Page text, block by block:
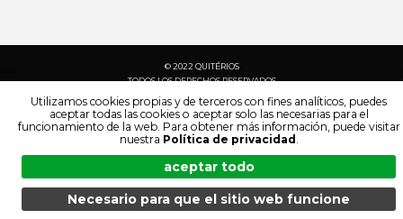
© 2022 QUITÉRIOS
TODOS LOS DERECHOS RESERVADOS
MENÚ BÚSQUEDA PRODUCTOS ES
Utilizamos cookies propias y de terceros con fines analíticos, puedes
aceptar todas las cookies o aceptar solo las necesarias para el
funcionamiento de la web. Para obtener más información, puede visitar
nuestra Política de privacidad .
aceptar todo
Necesario para que el sitio web funcione